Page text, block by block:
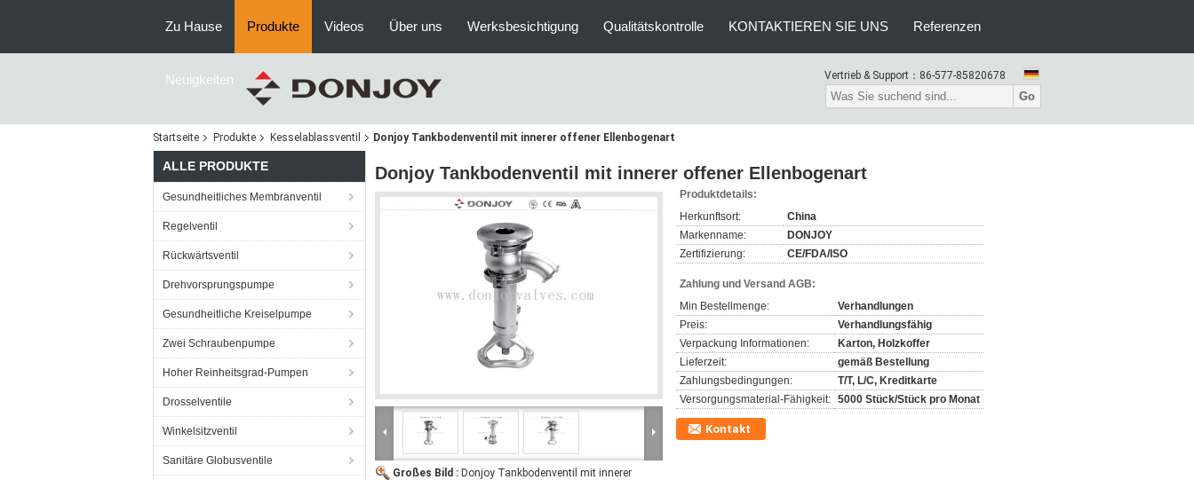
Zu Hause Produkte Videos Über uns Werksbesichtigung Qualitätskontrolle KONTAKTIEREN SIE UNS Referenzen
Neuigkeiten Vertrieb & Support： 86-577-85820678
Go
Startseite Produkte Kesselablassventil Donjoy Tankbodenventil mit innerer offener Ellenbogenart
ALLE PRODUKTE
Gesundheitliches Membranventil
Regelventil
Rückwärtsventil
Drehvorsprungspumpe
Gesundheitliche Kreiselpumpe
Zwei Schraubenpumpe
Hoher Reinheitsgrad-Pumpen
Drosselventile
Winkelsitzventil
Sanitäre Globusventile
Donjoy Tankbodenventil mit innerer offener Ellenbogenart
Großes Bild : Donjoy Tankbodenventil mit innerer
Produktdetails:
Herkunftsort:
China
Markenname:
DONJOY
Zertifizierung:
CE/FDA/ISO
Zahlung und Versand AGB:
Min Bestellmenge:
Verhandlungen
Preis:
Verhandlungsfähig
Verpackung Informationen:
Karton, Holzkoffer
Lieferzeit:
gemäß Bestellung
Zahlungsbedingungen:
T/T, L/C, Kreditkarte
Versorgungsmaterial-Fähigkeit: 5000 Stück/Stück pro Monat
Kontakt